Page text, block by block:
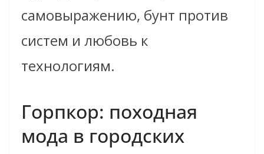
самовыражению, бунт против
систем и любовь к
технологиям.
Горпкор: походная
мода в городских